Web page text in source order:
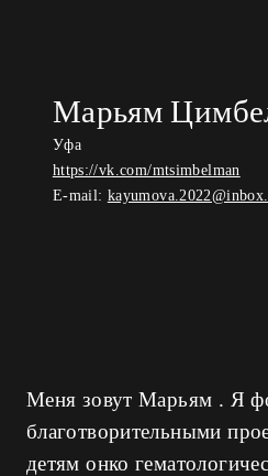
Марьям
Уфа
https://vk.com/mtsimbelman
E-mail:
Меня зовут Марьям . Я
благотворительными
детям онко